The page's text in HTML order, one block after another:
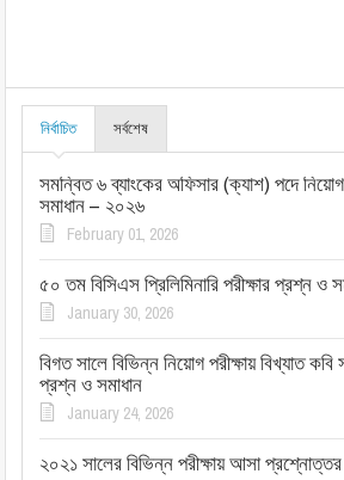
নির্বাচিত সর্বশেষ
সমন্বিত ৬ ব্যাংকের অফিসার (ক্যাশ) পদে
সমাধান – ২০২৬
February 01, 2026
৫০ তম বিসিএস প্রিলিমিনারি পরীক্ষার প্রশ্ন ও
January 30, 2026
বিগত সালে বিভিন্ন নিয়োগ পরীক্ষায় বিখ্যাত
প্রশ্ন ও সমাধান
January 24, 2026
২০২১ সালের বিভিন্ন পরীক্ষায় আসা প্রশ্নোত্তর